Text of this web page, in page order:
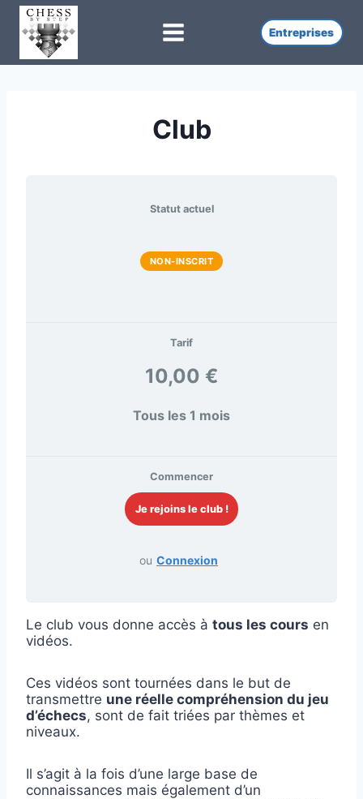
Skip
content
Entreprises
Club
Statut actuel
NON-INSCRIT
Tarif
10,00 €
Tous les 1 mois
Commencer
ou Connexion
Le club vous donne accès à tous les cours en
vidéos.
Ces vidéos sont tournées dans le but de
transmettre une réelle compréhension du jeu
d’échecs, sont de fait triées par thèmes et
niveaux.
Il s’agit à la fois d’une large base de
connaissances mais également d’un